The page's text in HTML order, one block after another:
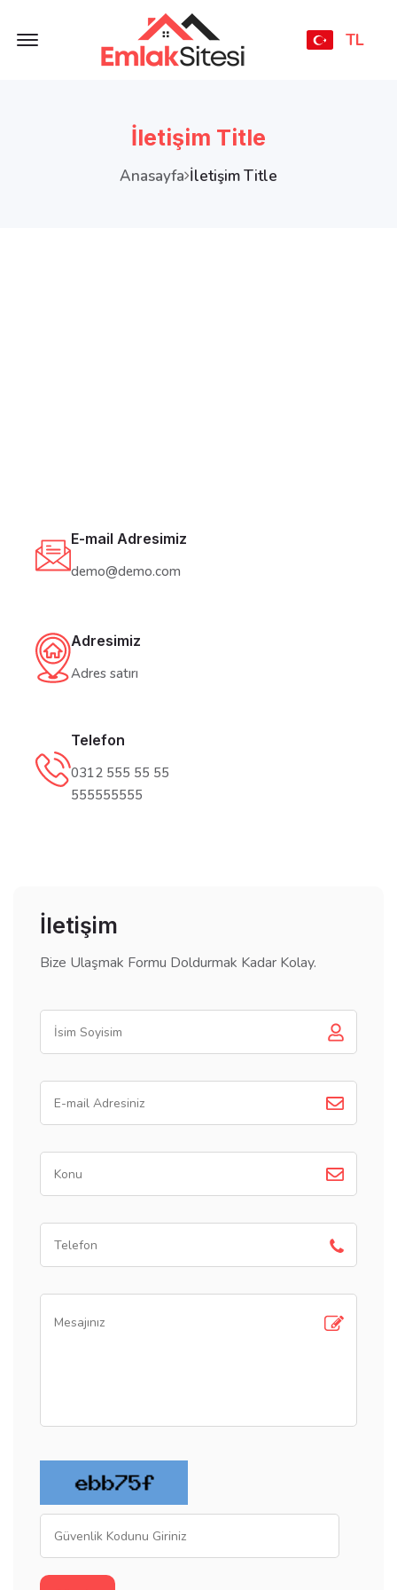
Offcanvas Menu Open TL
İletişim Title
Anasayfa İletişim Title
E-mail Adresimiz
demo@demo.com
Adresimiz
Adres satırı
Telefon
0312 555 55 55
555555555
İletişim
Bize Ulaşmak Formu Doldurmak Kadar Kolay.